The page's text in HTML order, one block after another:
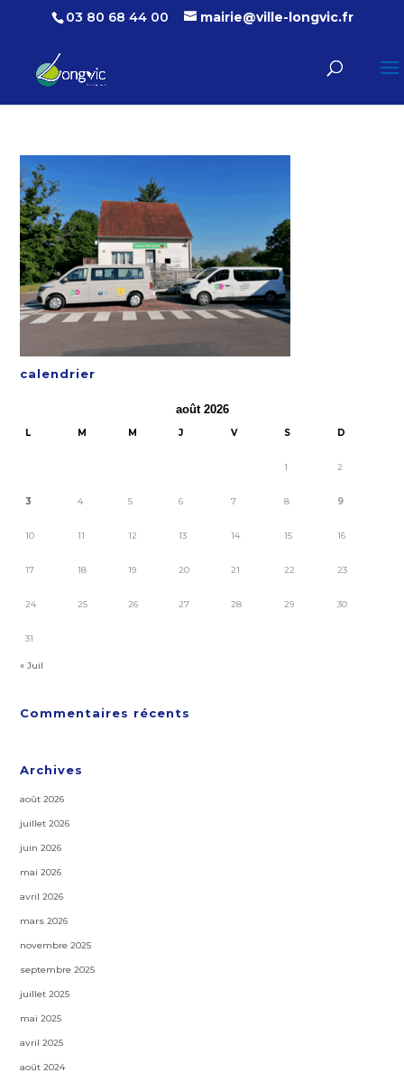
03 80 68 44 00 mairie@ville-longvic.fr
calendrier
août 2026
L M M J V S D
1 2
3 4 5 6 7 8 9
10 11 12 13 14 15 16
17 18 19 20 21 22 23
24 25 26 27 28 29 30
31
« Juil
Commentaires récents
Archives
août 2026
juillet 2026
juin 2026
mai 2026
avril 2026
mars 2026
novembre 2025
septembre 2025
juillet 2025
mai 2025
avril 2025
août 2024